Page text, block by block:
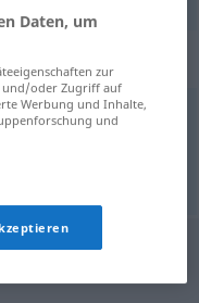
Daten, um
zur
und/oder Zugriff auf
Werbung und Inhalte,
und